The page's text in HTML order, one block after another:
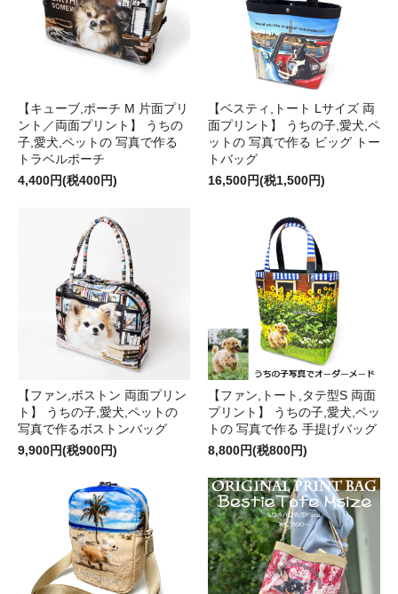
【キューブ,ポーチ M 片面プリ
ント／両面プリント】 うちの
子,愛犬,ペットの 写真で作る
トラベルポーチ
4,400円(税400円)
【ベスティ,トート Lサイズ 両
面プリント】 うちの子,愛犬,ペ
ットの 写真で作る ビッグ トー
トバッグ
16,500円(税1,500円)
【ファン,ボストン 両面プリン
ト】 うちの子,愛犬,ペットの
写真で作るボストンバッグ
9,900円(税900円)
【ファン,トート,タテ型S 両面
プリント】 うちの子,愛犬,ペッ
トの 写真で作る 手提げバッグ
8,800円(税800円)